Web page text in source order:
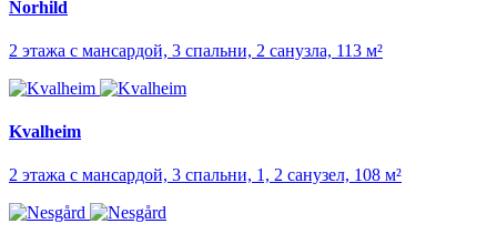
Norhild
2 этажа с мансардой, 3 спальни, 2 санузла, 113 м²
Kvalheim
2 этажа с мансардой, 3 спальни, 1, 2 санузел, 108 м²